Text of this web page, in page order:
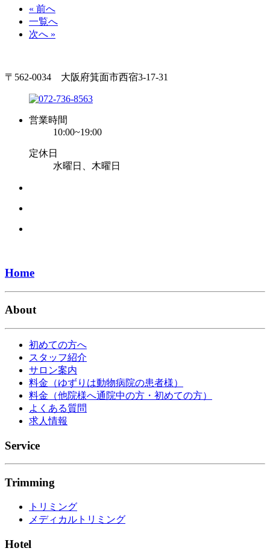
« 前へ
一覧へ
次へ »
〒562-0034 大阪府箕面市西宿3-17-31
営業時間
10:00~19:00
定休日
水曜日、木曜日
Home
About
初めての方へ
スタッフ紹介
サロン案内
料金（ゆずりは動物病院の患者様）
料金（他院様へ通院中の方・初めての方）
よくある質問
求人情報
Service
Trimming
トリミング
メディカルトリミング
Hotel